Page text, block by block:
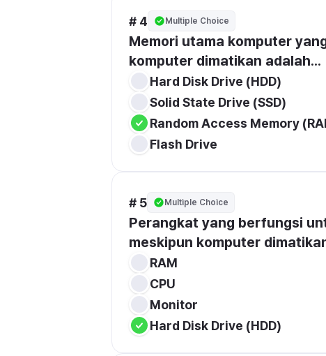
# 4 Multiple Choice
Memori utama komputer
komputer dimatikan adalah...
Hard Disk Drive (HDD)
Solid State Drive (SSD)
Random Access Memory
Flash Drive
# 5 Multiple Choice
Perangkat yang berfungsi
meskipun komputer
RAM
CPU
Monitor
Hard Disk Drive (HDD)